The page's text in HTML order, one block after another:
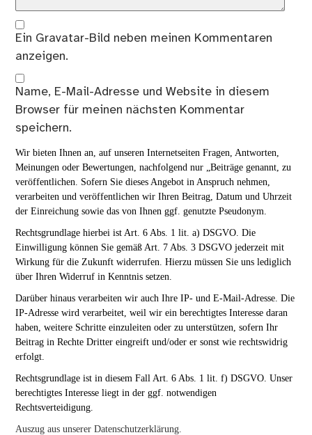
Ein Gravatar-Bild neben meinen Kommentaren
anzeigen.
Name, E-Mail-Adresse und Website in diesem
Browser für meinen nächsten Kommentar
speichern.
Wir bieten Ihnen an, auf unseren Internetseiten Fragen, Antworten,
Meinungen oder Bewertungen, nachfolgend nur „Beiträge genannt, zu
veröffentlichen. Sofern Sie dieses Angebot in Anspruch nehmen,
verarbeiten und veröffentlichen wir Ihren Beitrag, Datum und Uhrzeit
der Einreichung sowie das von Ihnen ggf. genutzte Pseudonym.
Rechtsgrundlage hierbei ist Art. 6 Abs. 1 lit. a) DSGVO. Die
Einwilligung können Sie gemäß Art. 7 Abs. 3 DSGVO jederzeit mit
Wirkung für die Zukunft widerrufen. Hierzu müssen Sie uns lediglich
über Ihren Widerruf in Kenntnis setzen.
Darüber hinaus verarbeiten wir auch Ihre IP- und E-Mail-Adresse. Die
IP-Adresse wird verarbeitet, weil wir ein berechtigtes Interesse daran
haben, weitere Schritte einzuleiten oder zu unterstützen, sofern Ihr
Beitrag in Rechte Dritter eingreift und/oder er sonst wie rechtswidrig
erfolgt.
Rechtsgrundlage ist in diesem Fall Art. 6 Abs. 1 lit. f) DSGVO. Unser
berechtigtes Interesse liegt in der ggf. notwendigen
Rechtsverteidigung.
Auszug aus unserer Datenschutzerklärung.